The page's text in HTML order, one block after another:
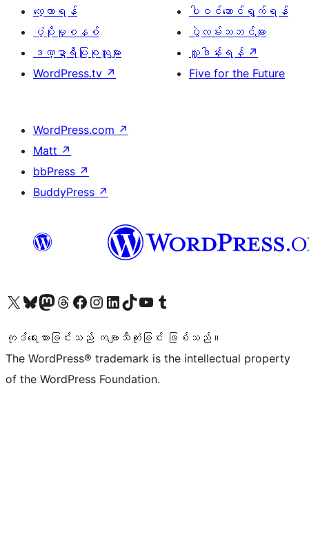
လေ့လာရန်
ပံ့ပိုးမှုစနစ်
ဒဏ္ဍာရီပြုစုသူများ
WordPress.tv ↗
ပါဝင်ဆောင်ရွက်ရန်
ပွဲလမ်းသဘင်များ
လှူဒါန်းရန် ↗
Five for the Future
WordPress.com ↗
Matt ↗
bbPress ↗
BuddyPress ↗
ကျွန်ုပ်တို့၏ X (ယခင် Twitter) အကောင့်သို့ သွားရောက်ကြည့်ရှုပါကျွန်ုပ်တို့၏ Bluesky အကောင့်သို့ ဝင်ရောက်ကြည့်ရှုရန်
ကျွန်ုပ်တို့၏ Mastodon အကောင့်သို့ သွားရောက်ကြည့်ရှုပါကျွန်ုပ်တို့၏ Threads အကောင့်သို့ ဝင်ရောက်ကြည့်ရှုရန်
ကျွန်ုပ်တို့၏ Facebook စာမျက်နှာသို့ သွားရောက်ကြည့်ရှုပါကျွန်ုပ်တို့၏ Instagram အကောင့်သို့ သွားရောက်ကြည့်ရှုပါ ကျွန်ုပ်တို့၏ LinkedIn အကောင့်သို့ သွားရောက်ကြည့်ရှုပါကျွန်ုပ်တို့၏ TikTok အကောင့်သို့ ဝင်ရောက်ကြည့်ရှုရန်
ကျွန်ုပ်တို့၏ YouTube ချန်နယ်သို့ သွားရောက်ကြည့်ရှုပါ ကျွန်ုပ်တို့၏ Tumblr အကောင့်သို့ ဝင်ရောက်ကြည့်ရှုရန်
ကုဒ်ရေးသားခြင်းသည် ကဗျာသီကုံးခြင်း ဖြစ်သည်။
The WordPress® trademark is the intellectual property
of the WordPress Foundation.